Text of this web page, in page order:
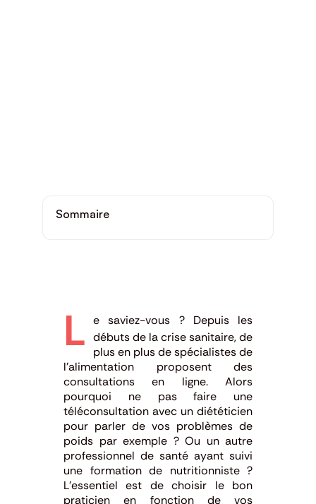
Sommaire
L e saviez-vous ? Depuis les
débuts de la crise sanitaire, de
plus en plus de spécialistes de
l’alimentation proposent des
consultations en ligne. Alors
pourquoi ne pas faire une
téléconsultation avec un diététicien
pour parler de vos problèmes de
poids par exemple ? Ou un autre
professionnel de santé ayant suivi
une formation de nutritionniste ?
L’essentiel est de choisir le bon
praticien en fonction de vos